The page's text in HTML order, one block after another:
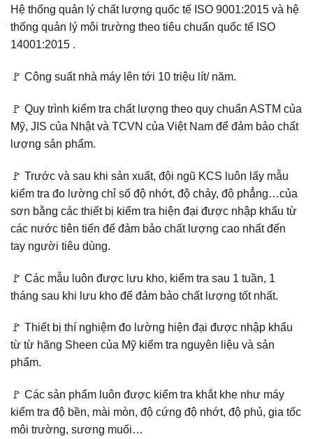
Hệ thống quản lý chất lượng quốc tế ISO 9001:2015 và hệ
thống quản lý môi trường theo tiêu chuẩn quốc tế ISO
14001:2015 .
🚩 Công suất nhà máy lên tới 10 triệu lít/ năm.
🚩 Quy trình kiểm tra chất lượng theo quy chuẩn ASTM của
Mỹ, JIS của Nhật và TCVN của Việt Nam để đảm bảo chất
lượng sản phẩm.
🚩 Trước và sau khi sản xuất, đội ngũ KCS luôn lấy mẫu
kiểm tra đo lường chỉ số độ nhớt, độ chảy, độ phẳng…của
sơn bằng các thiết bị kiểm tra hiện đại được nhập khẩu từ
các nước tiên tiến để đảm bảo chất lượng cao nhất đến
tay người tiêu dùng.
🚩 Các mẫu luôn được lưu kho, kiểm tra sau 1 tuần, 1
tháng sau khi lưu kho để đảm bảo chất lượng tốt nhất.
🚩 Thiết bị thí nghiệm đo lường hiện đại được nhập khẩu
từ từ hãng Sheen của Mỹ kiểm tra nguyên liệu và sản
phẩm.
🚩 Các sản phẩm luôn được kiểm tra khắt khe như máy
kiểm tra độ bền, mài mòn, độ cứng độ nhớt, độ phủ, gia tốc
môi trường, sương muối…